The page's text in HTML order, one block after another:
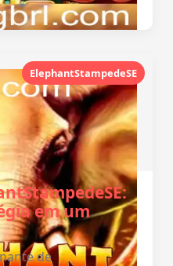
ElephantStampedeSE
em um
de